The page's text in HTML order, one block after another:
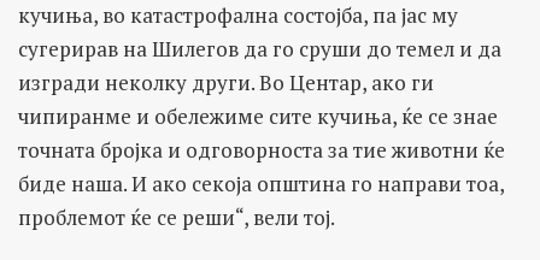
кучиња, во катастрофална состојба, па јас му
сугерирав на Шилегов да го сруши до темел и да
изгради неколку други. Во Центар, ако ги
чипиранме и обележиме сите кучиња, ќе се знае
точната бројка и одговорноста за тие животни ќе
биде наша. И ако секоја општина го направи тоа,
проблемот ќе се реши“, вели тој.